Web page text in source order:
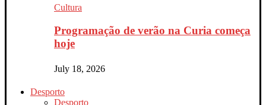
Cultura
Programação de verão na Curia começa
hoje
July 18, 2026
Desporto
Desporto